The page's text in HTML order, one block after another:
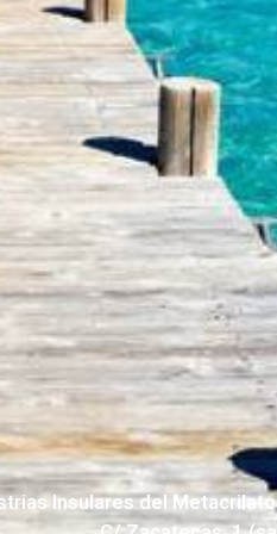
Insulares del